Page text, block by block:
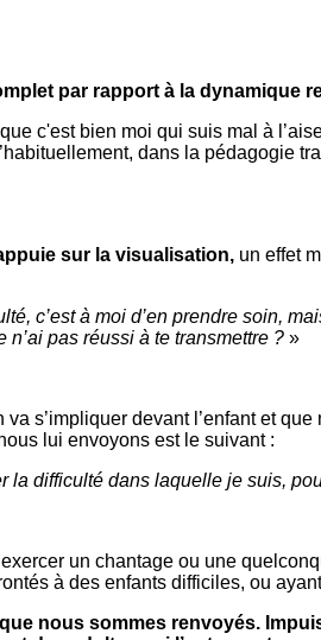
par rapport à la dynamique
c'est bien moi qui suis mal à
dans la pédagogie
sur la visualisation, un effet
c’est à moi d’en prendre soin,
pas réussi à te transmettre ? »
va s’impliquer devant l’enfant et
lui envoyons est le suivant :
la difficulté dans laquelle je suis,
un chantage ou une
à des enfants difficiles, ou
nous sommes renvoyés.